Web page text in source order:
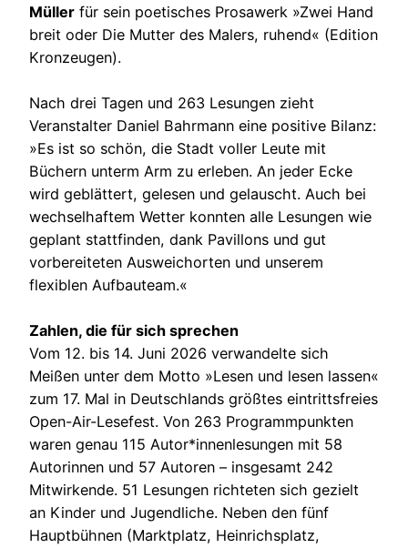
Müller für sein poetisches Prosawerk »Zwei Hand
breit oder Die Mutter des Malers, ruhend« (Edition
Kronzeugen).
Nach drei Tagen und 263 Lesungen zieht
Veranstalter Daniel Bahrmann eine positive Bilanz:
»Es ist so schön, die Stadt voller Leute mit
Büchern unterm Arm zu erleben. An jeder Ecke
wird geblättert, gelesen und gelauscht. Auch bei
wechselhaftem Wetter konnten alle Lesungen wie
geplant stattfinden, dank Pavillons und gut
vorbereiteten Ausweichorten und unserem
flexiblen Aufbauteam.«
Zahlen, die für sich sprechen
Vom 12. bis 14. Juni 2026 verwandelte sich
Meißen unter dem Motto »Lesen und lesen lassen«
zum 17. Mal in Deutschlands größtes eintrittsfreies
Open-Air-Lesefest. Von 263 Programmpunkten
waren genau 115 Autor*innenlesungen mit 58
Autorinnen und 57 Autoren – insgesamt 242
Mitwirkende. 51 Lesungen richteten sich gezielt
an Kinder und Jugendliche. Neben den fünf
Hauptbühnen (Marktplatz, Heinrichsplatz,